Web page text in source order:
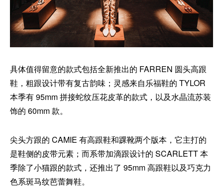
具体值得留意的款式包括全新推出的 FARREN 圆头高跟
鞋，粗跟设计带有复古韵味；灵感来自乐福鞋的 TYLOR
本季有 95mm 拼接蛇纹压花皮革的款式，以及水晶流苏装
饰的 60mm 款。
尖头方跟的 CAMIE 有高跟鞋和踝靴两个版本，它主打的
是鞋侧的皮带元素；而系带加滴跟设计的 SCARLETT 本
季除了小猫跟的款式，还推出了 95mm 高跟鞋以及巧克力
色系斑马纹芭蕾舞鞋。